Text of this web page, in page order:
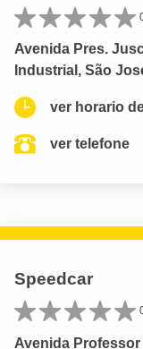
Avenida Pres.
Industrial, São
ver horario
ver telefone
Speedcar
Avenida